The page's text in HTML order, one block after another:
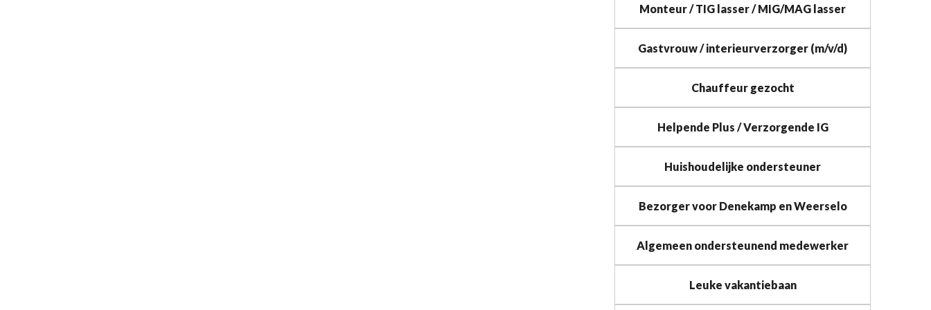
Monteur / TIG lasser / MIG/MAG lasser
Gastvrouw / interieurverzorger (m/v/d)
Chauffeur gezocht
Helpende Plus / Verzorgende IG
Huishoudelijke ondersteuner
Bezorger voor Denekamp en Weerselo
Algemeen ondersteunend medewerker
Leuke vakantiebaan